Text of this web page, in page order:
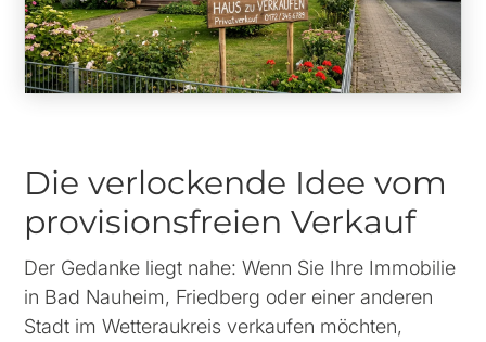
Die verlockende Idee vom
provisionsfreien Verkauf
Der Gedanke liegt nahe: Wenn Sie Ihre Immobilie
in Bad Nauheim, Friedberg oder einer anderen
Stadt im Wetteraukreis verkaufen möchten,